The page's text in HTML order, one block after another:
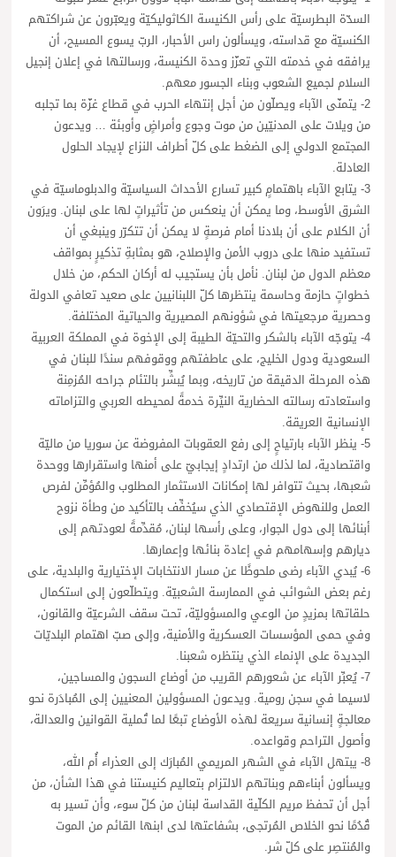
السدّة البطرسيّة على رأس الكنيسة الكاثوليكيّة ويعبّرون عن شراكتهم
الكنسيّة مع قداسته، ويسألون راس الأحبار، الربّ يسوع المسيح، أن
يرافقه في خدمته التي تعزّز وحدة الكنيسة، ورسالتها في إعلان إنجيل
السلام لجميع الشعوب وبناء الجسور معهم.
2- يتمنّى الآباء ويصلّون من أجل إنتهاء الحرب في قطاع غزّة بما تجلبه
من ويلات على المدنيّين من موت وجوع وأمراضٍ وأوبئة … ويدعون
المجتمع الدولي إلى الضغط على كلّ أطراف النزاع لإيجاد الحلول
العادلة.
3- يتابع الآباء باهتمامٍ كبير تسارع الأحداث السياسيّة والدبلوماسيّة في
الشرق الأوسط، وما يمكن أن ينعكس من تأثيراتٍ لها على لبنان. ويرَون
أن الكلام على أن بلادنا أمام فرصةٍ لا يمكن أن تتكرّر وينبغي أن
تستفيد منها على دروب الأمن والإصلاح، هو بمثابةِ تذكيرٍ بمواقف
معظم الدول من لبنان. نأمل بأن يستجيب له أركان الحكم، من خلال
خطواتٍ حازمة وحاسمة ينتظرها كلّ اللبنانيين على صعيد تعافي الدولة
وحصرية مرجعيتها في شؤونهم المصيرية والحياتية المختلفة.
4- يتوجّه الآباء بالشكر والتحيّة الطيبة إلى الإخوة في المملكة العربية
السعودية ودول الخليج، على عاطفتهم ووقوفهم سندًا للبنان في
هذه المرحلة الدقيقة من تاريخه، وبما يُبشِّر بالتئام جراحه المُزمِنة
واستعادته رسالته الحضارية النيِّرة خدمةً لمحيطه العربي والتزاماته
الإنسانية العريقة.
5- ينظر الآباء بارتياحٍ إلى رفع العقوبات المفروضة عن سوريا من ماليّة
واقتصادية، لما لذلك من ارتدادٍ إيجابيّ على أمنها واستقرارها ووحدة
شعبها، بحيث تتوافر لها إمكانات الاستثمار المطلوب والمُؤمِّن لفرص
العمل وللنهوض الإقتصادي الذي سيُخفِّف بالتأكيد من وطأة نزوح
أبنائها إلى دول الجوار، وعلى رأسها لبنان، مُقدِّمةً لعودتهم إلى
ديارهم وإسهامهم في إعادة بنائها وإعمارها.
6- يُبدي الآباء رضى ملحوظًا عن مسار الانتخابات الإختيارية والبلدية، على
رغم بعض الشوائب في الممارسة الشعبيّة. ويتطلّعون إلى استكمال
حلقاتها بمزيدٍ من الوعي والمسؤوليّة، تحت سقف الشرعيّة والقانون،
وفي حمى المؤسسات العسكرية والأمنية، وإلى صبّ اهتمام البلديّات
الجديدة على الإنماء الذي ينتظره شعبنا.
7- يُعبِّر الآباء عن شعورهم القريب من أوضاع السجون والمساجين،
لاسيما في سجن رومية. ويدعون المسؤولين المعنيين إلى المُبادَرة نحو
معالجةٍ إنسانية سريعة لهذه الأوضاع تبعًا لما تُملية القوانين والعدالة،
وأصول التراحم وقواعده.
8- يبتهل الآباء في الشهر المريمي المُبارَك إلى العذراء أُم الله،
ويسألون أبناءهم وبناتهم الالتزام بتعاليم كنيستنا في هذا الشأن، من
أجل أن تحفظ مريم الكلّية القداسة لبنان من كلّ سوء، وأن تسير به
قُدُمًا نحو الخلاص المُرتجى، بشفاعتها لدى ابنها القائم من الموت
والمُنتصِر على كلّ شر.